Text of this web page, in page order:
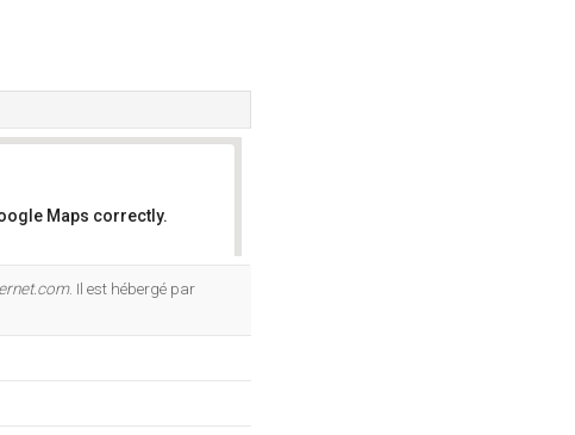
Maps correctly.
. Il est hébergé par